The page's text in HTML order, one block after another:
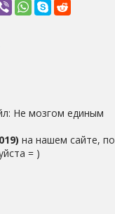
Не мозгом единым
на нашем сайте,
= )